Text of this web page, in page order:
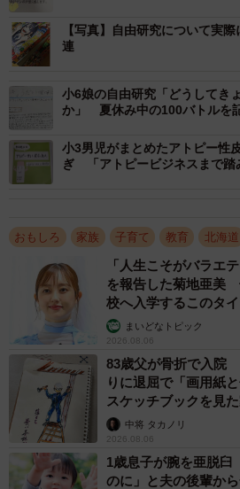
【写真】自由研究について実
連
小6娘の自由研究「どうしてき
か」 夏休み中の100バトルを
小3男児がまとめたアトピー性
ぎ 「アトピービジネスまで
おもしろ 家族 子育て 教育 北海道
「人生こそがバラエ
を報告した菊地亜美
校へ入学するこのタイ
まいどなトピック
2026.08.06
83歳父が骨折で入院
りに退屈で「画用紙
スケッチブックを見
ますよ…」
中将 タカノリ
2026.08.06
1歳息子が腕を亜脱
のに」と夫の後輩か